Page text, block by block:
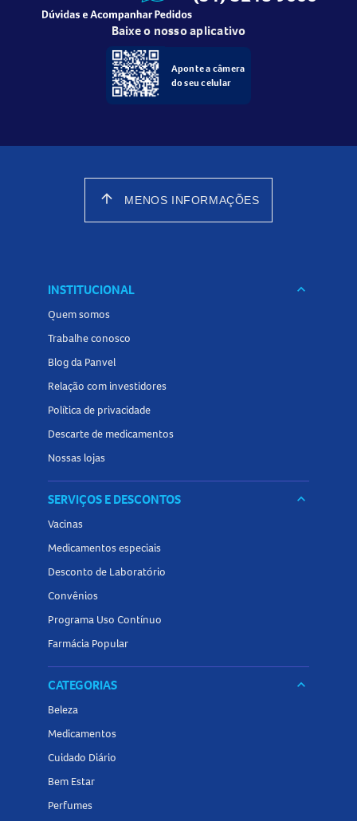
Baixe o nosso aplicativo
Aponte a câmera
do seu celular
arrow_upward MENOS INFORMAÇÕES
INSTITUCIONAL keyboard_arrow_down
Quem somos
Trabalhe conosco
Blog da Panvel
Relação com investidores
Política de privacidade
Descarte de medicamentos
Nossas lojas
SERVIÇOS E DESCONTOS keyboard_arrow_down
Vacinas
Medicamentos especiais
Desconto de Laboratório
Convênios
Programa Uso Contínuo
Farmácia Popular
CATEGORIAS keyboard_arrow_down
Beleza
Medicamentos
Cuidado Diário
Bem Estar
Perfumes